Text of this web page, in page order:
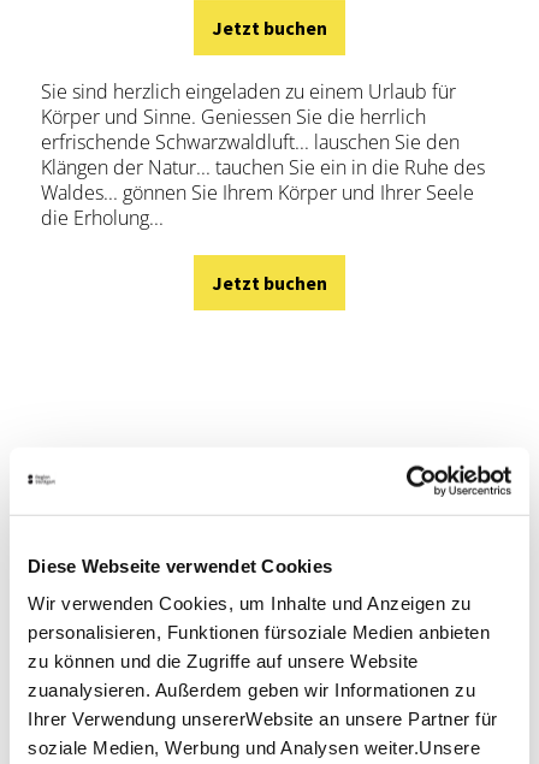
Diese Webseite verwendet Cookies
Wir verwenden Cookies, um Inhalte und Anzeigen zu
personalisieren, Funktionen fürsoziale Medien anbieten
zu können und die Zugriffe auf unsere Website
zuanalysieren. Außerdem geben wir Informationen zu
Ihrer Verwendung unsererWebsite an unsere Partner für
soziale Medien, Werbung und Analysen weiter.Unsere
Jetzt buchen
Sie sind herzlich eingeladen zu einem Urlaub für
Körper und Sinne. Geniessen Sie die herrlich
erfrischende Schwarzwaldluft... lauschen Sie den
Klängen der Natur... tauchen Sie ein in die Ruhe des
Waldes... gönnen Sie Ihrem Körper und Ihrer Seele
die Erholung...
Jetzt buchen